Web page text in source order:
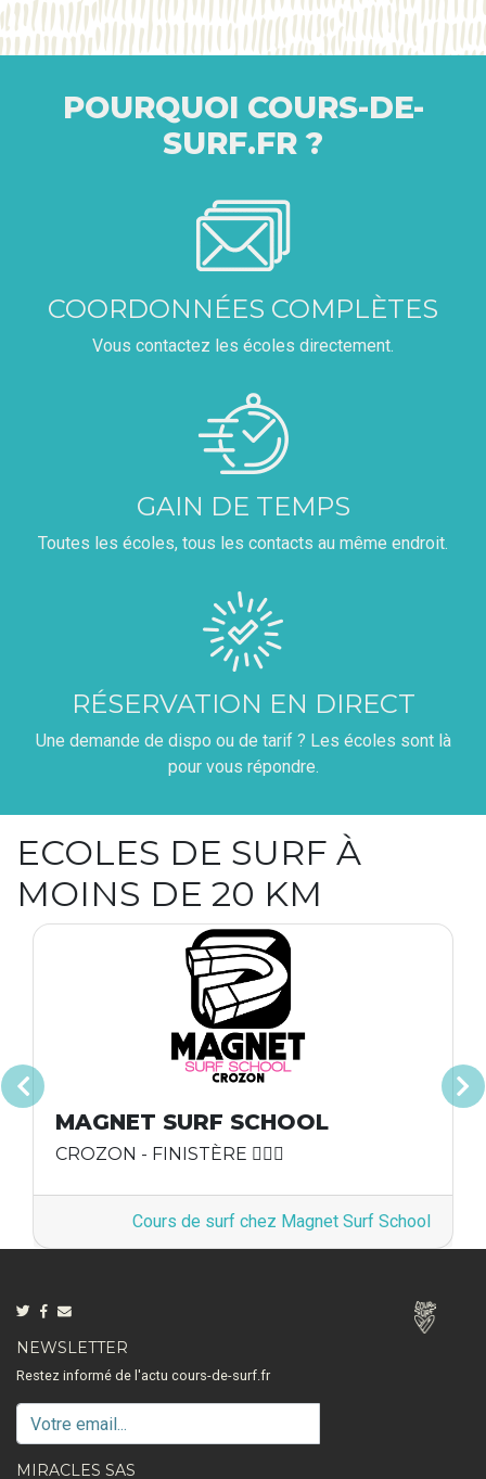
POURQUOI COURS-DE-
SURF.FR ?
COORDONNÉES COMPLÈTES
Vous contactez les écoles directement.
GAIN DE TEMPS
Toutes les écoles, tous les contacts au même endroit.
RÉSERVATION EN DIRECT
Une demande de dispo ou de tarif ? Les écoles sont là
pour vous répondre.
ECOLES DE SURF À
MOINS DE 20 KM
MAGNET SURF SCHOOL
CROZON - FINISTÈRE 🏄🏽‍♂️
Cours de surf chez Magnet Surf School
NEWSLETTER
Restez informé de l'actu cours-de-surf.fr
MIRACLES SAS